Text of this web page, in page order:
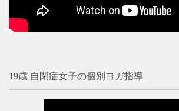
19歳 自閉症女子の個別ヨガ指導